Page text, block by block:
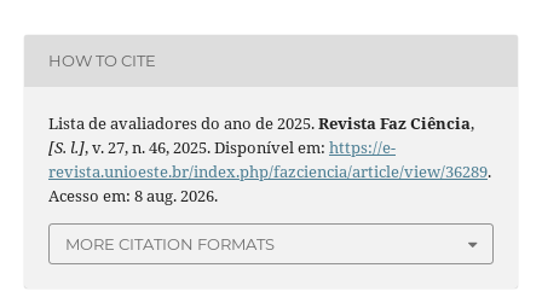
HOW TO CITE
Lista de avaliadores do ano de 2025.Revista Faz Ciência,
[S. l.], v. 27, n. 46, 2025. Disponível em: https://e-
revista.unioeste.br/index.php/fazciencia/article/view/36289.
Acesso em: 8 aug. 2026.
MORE CITATION FORMATS